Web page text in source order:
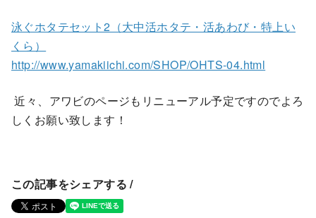
泳ぐホタテセット2（大中活ホタテ・活あわび・特上い
くら）
http://www.yamakiichi.com/SHOP/OHTS-04.html
近々、アワビのページもリニューアル予定ですのでよろ
しくお願い致します！
この記事をシェアする /